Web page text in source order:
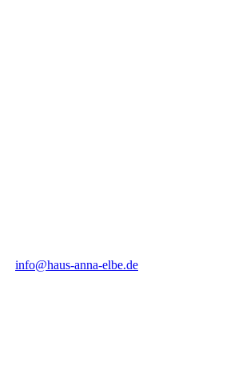
info@haus-anna-elbe.de